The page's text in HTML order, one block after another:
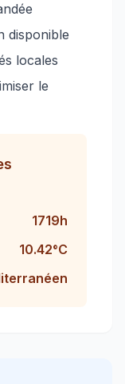
disponible
locales
le
1719h
10.42°C